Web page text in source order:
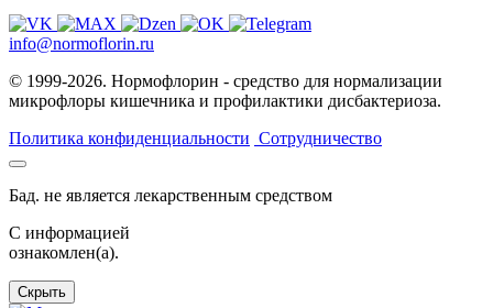
info@normoflorin.ru
© 1999-2026. Нормофлорин - средство для нормализации
микрофлоры кишечника и профилактики дисбактериоза.
Политика конфиденциальности Сотрудничество
Бад. не является лекарственным средством
C информацией
ознакомлен(а).
Скрыть